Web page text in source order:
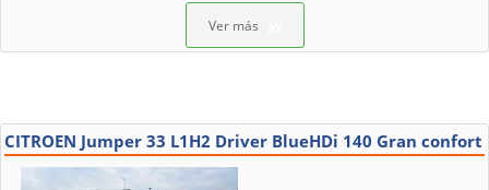
Ver más
CITROEN Jumper 33 L1H2 Driver BlueHDi 140 Gran confort